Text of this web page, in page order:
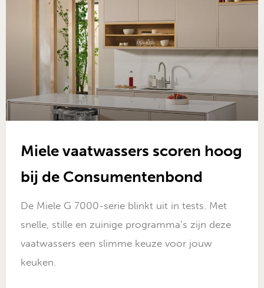
Miele vaatwassers scoren hoog
bij de Consumentenbond
De Miele G 7000-serie blinkt uit in tests. Met
snelle, stille en zuinige programma’s zijn deze
vaatwassers een slimme keuze voor jouw
keuken.